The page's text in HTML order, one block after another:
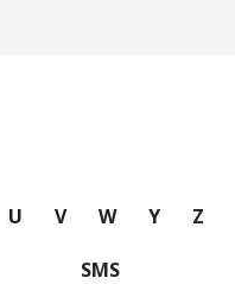
U V W Y Z
SMS